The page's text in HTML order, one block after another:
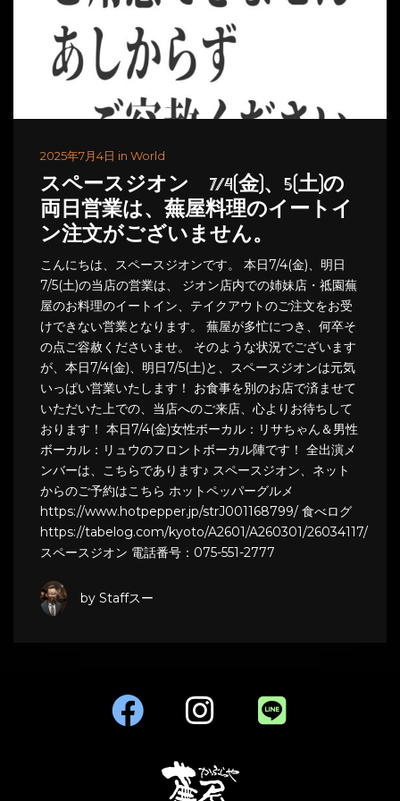
2025年7月4日 in World
スペースジオン 7/4(金)、5(土)の
両日営業は、蕪屋料理のイートイ
ン注文がございません。
こんにちは、スペースジオンです。 本日7/4(金)、明日
7/5(土)の当店の営業は、 ジオン店内での姉妹店・祗園蕪
屋のお料理のイートイン、テイクアウトのご注文をお受
けできない営業となります。 蕪屋が多忙につき、何卒そ
の点ご容赦くださいませ。 そのような状況でございます
が、本日7/4(金)、明日7/5(土)と、スペースジオンは元気
いっぱい営業いたします！ お食事を別のお店で済ませて
いただいた上での、当店へのご来店、心よりお待ちして
おります！ 本日7/4(金)女性ボーカル：リサちゃん＆男性
ボーカル：リュウのフロントボーカル陣です！ 全出演メ
ンバーは、こちらであります♪ スペースジオン、ネット
からのご予約はこちら ホットペッパーグルメ
https://www.hotpepper.jp/strJ001168799/ 食べログ
https://tabelog.com/kyoto/A2601/A260301/26034117/
スペースジオン 電話番号：075-551-2777
by Staffスー